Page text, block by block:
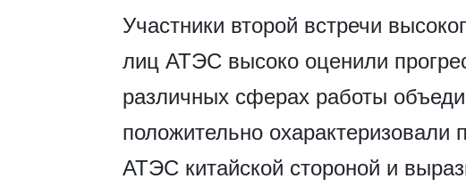
Участники второй встречи
лиц АТЭС высоко оценили
различных сферах работы
положительно охарактеризовали
АТЭС китайской стороной и